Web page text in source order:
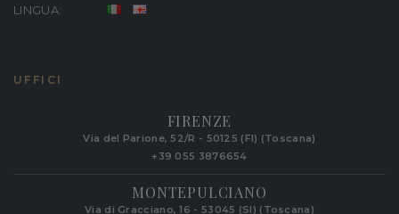
LINGUA:
UFFICI
FIRENZE
Via del Parione, 52/R - 50125 (FI) (Toscana)
+39 055 3876654
MONTEPULCIANO
Via di Gracciano, 16 - 53045 (SI) (Toscana)